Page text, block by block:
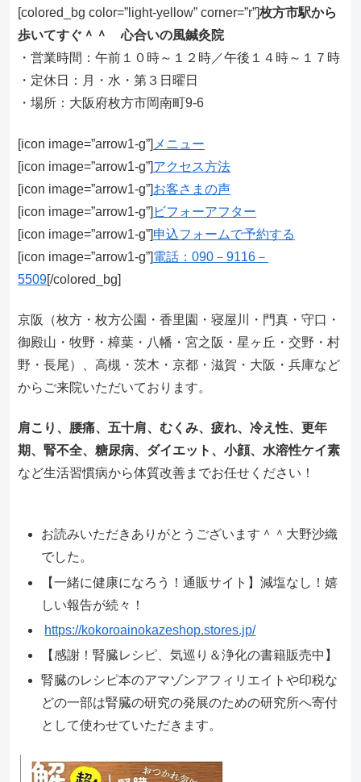
[colored_bg color=”light‐yellow” corner=”r”]枚方市駅から
歩いてすぐ＾＾ 心合いの風鍼灸院
・営業時間：午前１０時～１２時／午後１４時～１７時
・定休日：月・水・第３日曜日
・場所：大阪府枚方市岡南町9-6
[icon image=”arrow1-g”] メニュー
[icon image=”arrow1-g”]アクセス方法
[icon image=”arrow1-g”]お客さまの声
[icon image=”arrow1-g”] ビフォーアフター
[icon image=”arrow1-g”]申込フォームで予約する
[icon image=”arrow1-g”]電話：090－9116－
5509[/colored_bg]
京阪（枚方・枚方公園・香里園・寝屋川・門真・守口・
御殿山・牧野・樟葉・八幡・宮之阪・星ヶ丘・交野・村
野・長尾）、高槻・茨木・京都・滋賀・大阪・兵庫など
からご来院いただいております。
肩こり、腰痛、五十肩、むくみ、疲れ、冷え性、更年
期、腎不全、糖尿病、ダイエット、小顔、水溶性ケイ素
など生活習慣病から体質改善までお任せください！
お読みいただきありがとうございます＾＾大野沙織
でした。
【一緒に健康になろう！通販サイト】減塩なし！嬉
しい報告が続々！
https://kokoroainokazeshop.stores.jp/
【感謝！腎臓レシピ、気巡り＆浄化の書籍販売中】
腎臓のレシピ本のアマゾンアフィリエイトや印税な
どの一部は腎臓の研究の発展のための研究所へ寄付
として使わせていただきます。